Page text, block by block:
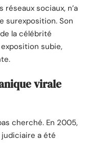
sociaux, n’a
surexposition. Son
la célébrité
subie,
virale
cherché. En 2005,
a été